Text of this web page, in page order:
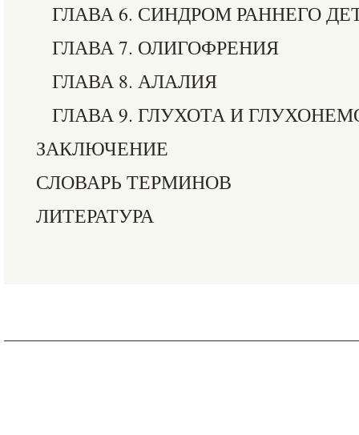
ГЛАВА 6. СИНДРОМ РАННЕГО
ГЛАВА 7. ОЛИГОФРЕНИЯ
ГЛАВА 8. АЛАЛИЯ
ГЛАВА 9. ГЛУХОТА И
ЗАКЛЮЧЕНИЕ
СЛОВАРЬ ТЕРМИНОВ
ЛИТЕРАТУРА